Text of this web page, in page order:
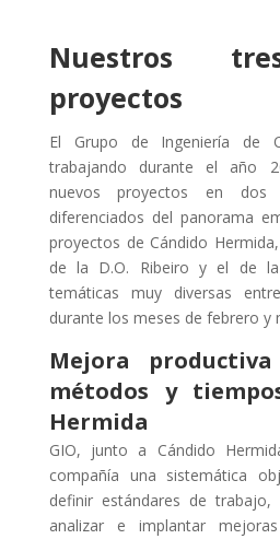
Nuestros
proyectos
El Grupo de Ingeniería de
trabajando durante el año
nuevos proyectos en dos
diferenciados del panorama
proyectos de Cándido
de la D.O. Ribeiro y el de
temáticas muy diversas
durante los meses de febrero y
Mejora
métodos y
Hermida
GIO, junto a Cándido
compañía una sistemática
definir estándares de
analizar e implantar